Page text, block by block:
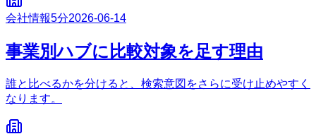
会社情報5分2026-06-14
事業別ハブに比較対象を足す理由
誰と比べるかを分けると、検索意図をさらに受け止めやすく
なります。